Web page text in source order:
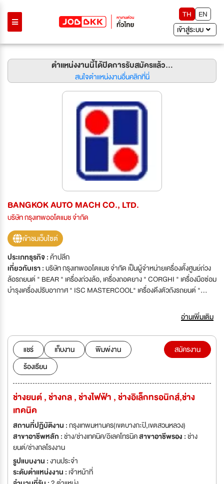
TH
EN
เข้าสู่ระบบ
ตำแหน่งงานนี้ได้ปิดการรับสมัครแล้ว...
สนใจตำแหน่งงานอื่นคลิกที่นี่
BANGKOK AUTO MACH CO., LTD.
บริษัท กรุงเทพออโตแมช จำกัด
เข้าชมเว็บไซต์
ประเภทธุรกิจ :ค้าปลีก
เกี่ยวกับเรา :บริษัท กรุงเทพออโตแมช จำกัด เป็นผู้จำหน่ายเครื่องตั้งศูนย์ถ่วง
ล้อรถยนต์ " BEAR " เครื่องถ่วงล้อ, เครื่องถอดยาง " CORGHI " เครื่องมือซ่อม
บำรุงเครื่องปรับอากาศ " ISC MASTERCOOL" เครื่องดึงตัวถังรถยนต์ "
เป็นผู้จำหน่ายเครื่องตั้งศูนย์ถ่วงล้อรถยนต์ " BEAR " เครื่องถ่วงล้อ, เครื่องถอด
ยาง " CORGHI " เครื่องมือซ่อมบำรุงเครื่องปรับอากาศ " ISC
MASTERCOOL" เครื่องดึงตัวถังรถยนต์ " GLOBALJIG " เครื่องเชื่อม "
DECA " ซึ่งเปิดดำเนินการมากว่า 42 ปี โดยมุ่งเน้นการบริการที่เป็นเลิศ ความ
พึงพอใจของลูกค้าเป็นเป้าหมายสูงสุดของบริษัท ฯ มีความประสงค์รับพนักงาน
ตำแหน่งดังต่อไปนี้
อ่านเพิ่มเติม
แชร์ เก็บงาน
พิมพ์งาน
ร้องเรียน
สมัครงาน
ช่างยนต์ , ช่างกล , ช่างไฟฟ้า , ช่างอิเล็กทรอนิกส์,ช่าง
เทคนิค
สถานที่ปฏิบัติงาน :กรุงเทพมหานคร(เขตบางกะปิ,เขตสวนหลวง)
สาขาอาชีพหลัก :ช่าง/ช่างเทคนิค/อิเลคโทรนิคสาขาอาชีพรอง :ช่าง
ยนต์/ช่างกลโรงงาน
รูปแบบงาน :งานประจำ
ระดับตำแหน่งงาน : เจ้าหน้าที่